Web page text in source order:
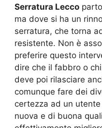
Serratura Lecco
ma dove si ha un
serratura, che torna
resistente. Non è
preferire questo
dire che il fabbro o
deve poi rilasciare
comunque fare dei
certezza ad un
nuova e di buona